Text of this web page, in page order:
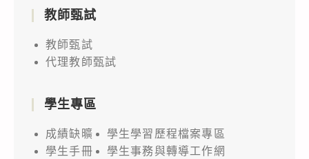
教師甄試
教師甄試
代理教師甄試
學生專區
成績缺曠
學生學習歷程檔案專區
學生手冊
學生事務與轉導工作網